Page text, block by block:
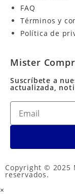
FAQ
Términos y
Política de
Mister
Suscríbete a
actualizada,
Copyright © 2025
reservados.
×